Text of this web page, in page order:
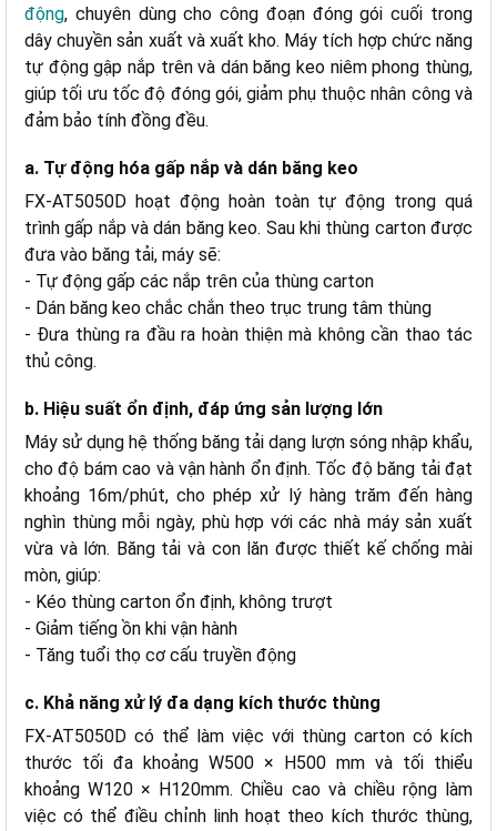
động, chuyên dùng cho công đoạn đóng gói cuối trong
dây chuyền sản xuất và xuất kho. Máy tích hợp chức năng
tự động gập nắp trên và dán băng keo niêm phong thùng,
giúp tối ưu tốc độ đóng gói, giảm phụ thuộc nhân công và
đảm bảo tính đồng đều.
a. Tự động hóa gấp nắp và dán băng keo
FX-AT5050D hoạt động hoàn toàn tự động trong quá
trình gấp nắp và dán băng keo. Sau khi thùng carton được
đưa vào băng tải, máy sẽ:
- Tự động gấp các nắp trên của thùng carton
- Dán băng keo chắc chắn theo trục trung tâm thùng
- Đưa thùng ra đầu ra hoàn thiện mà không cần thao tác
thủ công.
b. Hiệu suất ổn định, đáp ứng sản lượng lớn
Máy sử dụng hệ thống băng tải dạng lượn sóng nhập khẩu,
cho độ bám cao và vận hành ổn định. Tốc độ băng tải đạt
khoảng 16m/phút, cho phép xử lý hàng trăm đến hàng
nghìn thùng mỗi ngày, phù hợp với các nhà máy sản xuất
vừa và lớn. Băng tải và con lăn được thiết kế chống mài
mòn, giúp:
- Kéo thùng carton ổn định, không trượt
- Giảm tiếng ồn khi vận hành
- Tăng tuổi thọ cơ cấu truyền động
c. Khả năng xử lý đa dạng kích thước thùng
FX-AT5050D có thể làm việc với thùng carton có kích
thước tối đa khoảng W500 × H500 mm và tối thiểu
khoảng W120 × H120mm. Chiều cao và chiều rộng làm
việc có thể điều chỉnh linh hoạt theo kích thước thùng,